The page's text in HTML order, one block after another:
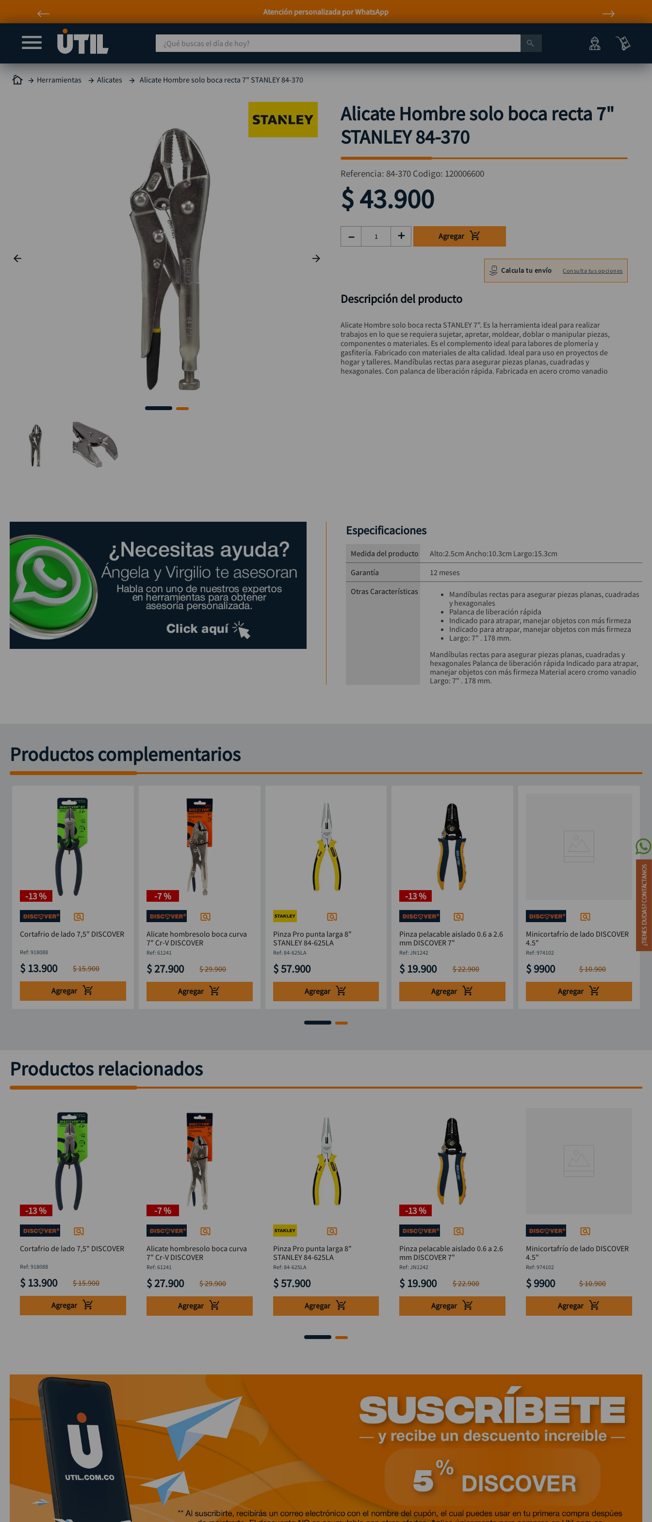
Paga a Crédito con Addi y Sistecrédito
¿Qué buscas el día de hoy?
Herramientas Alicates Alicate Hombre solo boca recta 7" STANLEY 84-370
Alicate Hombre solo boca recta 7"
STANLEY 84-370
Referencia: 84-370 Codigo: 120006600
$43.900
＋
－ Agregar
Calcula tu envío Consulta tus opciones
Descripción del producto
Alicate Hombre solo boca recta STANLEY 7". Es la herramienta ideal para realizar
trabajos en lo que se requiera sujetar, apretar, moldear, doblar o manipular piezas,
componentes o materiales. Es el complemento ideal para labores de plomería y
gasfitería. Fabricado con materiales de alta calidad. Ideal para uso en proyectos de
hogar y talleres. Mandíbulas rectas para asegurar piezas planas, cuadradas y
hexagonales. Con palanca de liberación rápida. Fabricada en acero cromo vanadio
Especificaciones
Medida del producto
Alto:2.5cm Ancho:10.3cm Largo:15.3cm
Garantía
12 meses
Otras Características
Mandíbulas rectas para asegurar piezas planas, cuadradas
y hexagonales
Palanca de liberación rápida
Indicado para atrapar, manejar objetos con más firmeza
Indicado para atrapar, manejar objetos con más firmeza
Largo: 7" . 178 mm.
Mandíbulas rectas para asegurar piezas planas, cuadradas y
hexagonales Palanca de liberación rápida Indicado para atrapar,
manejar objetos con más firmeza Material acero cromo vanadio
Largo: 7" . 178 mm.
Productos complementarios
-13 %
Cortafrio de lado 7,5" DISCOVER
: 918088
$ 13.900 $15.900
Agregar
-7 %
Alicate hombresolo boca curva
7" Cr-V DISCOVER
: 61241
$ 27.900 $29.900
Agregar
Pinza Pro punta larga 8"
STANLEY 84-625LA
: 84-625LA
$57.900
Agregar
-13 %
Pinza pelacable aislado 0.6 a 2.6
mm DISCOVER 7"
:JN1242
$ 19.900 $22.900
Agregar
Minicortafrío de lado DISCOVER
4.5"
:974102
$ 9900 $10.900
Agregar
Productos relacionados
-13 %
Cortafrio de lado 7,5" DISCOVER
: 918088
$ 13.900 $15.900
Agregar
-7 %
Alicate hombresolo boca curva
7" Cr-V DISCOVER
: 61241
$ 27.900 $29.900
Agregar
Pinza Pro punta larga 8"
STANLEY 84-625LA
: 84-625LA
$57.900
Agregar
-13 %
Pinza pelacable aislado 0.6 a 2.6
mm DISCOVER 7"
:JN1242
$ 19.900 $22.900
Agregar
Minicortafrío de lado DISCOVER
4.5"
:974102
$ 9900 $10.900
Agregar
TÉRMINOS MÁS BUSCADOS
1. taladro
compresor